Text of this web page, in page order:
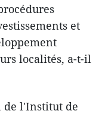
et
localités, a-t-il
de l'Institut de